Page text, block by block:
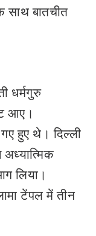
साथ बातचीत
धर्मगुरु
आए।
हुए थे। दिल्ली
अध्यात्मिक
लिया।
टेंपल में तीन